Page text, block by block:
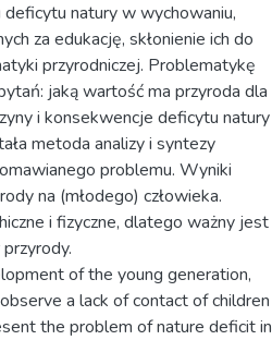
natury w wychowaniu,
za edukację, skłonienie ich do
przyrodniczej. Problematykę
jaką wartość ma przyroda dla
i konsekwencje deficytu natury
metoda analizy i syntezy
problemu. Wyniki
na (młodego) człowieka.
i fizyczne, dlatego ważny jest
of the young generation,
a lack of contact of children
the problem of nature deficit in